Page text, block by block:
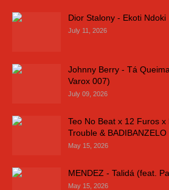
Dior Stalony - Ekoti Ndoki
July 11, 2026
Johnny Berry - Tá
Varox 007)
July 09, 2026
Teo No Beat x 12 Furos x
Trouble & BADIBANZELO
May 15, 2026
MENDEZ - Talidá (feat.
May 15, 2026